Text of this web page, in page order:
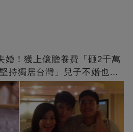
婚！獲上億贍養費「砸2千萬
持獨居台灣」兒子不婚也支